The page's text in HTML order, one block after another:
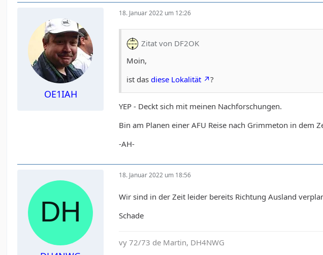
OE1IAH
18. Januar 2022 um 12:26
Zitat von DF2OK
Moin,
ist dasdiese Lokalität ?
YEP - Deckt sich mit meinen Nachforschungen.
Bin am Planen einer AFU Reise nach Grimmeton in dem
-AH-
18. Januar 2022 um 18:56
Wir sind in der Zeit leider bereits Richtung Ausland
Schade
vy 72/73 de Martin, DH4NWG